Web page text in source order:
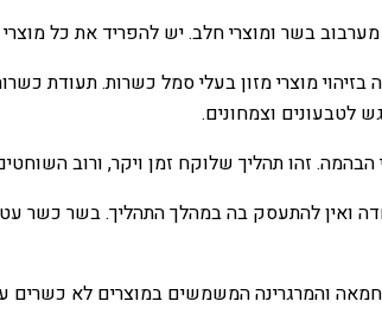
בשר ומוצרי חלב. יש להפריד את כל מוצרי
מוצרי מזון בעלי סמל כשרות. תעודת
לטבעונים וצמחונים.
זהו תהליך שלוקח זמן ויקר, ורוב
ואין להתעסק בה במהלך התהליך. בשר כשר
והמרגרינה המשמשים במוצרים לא כשרים